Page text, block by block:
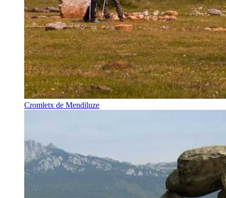
Cromletx de Mendiluze